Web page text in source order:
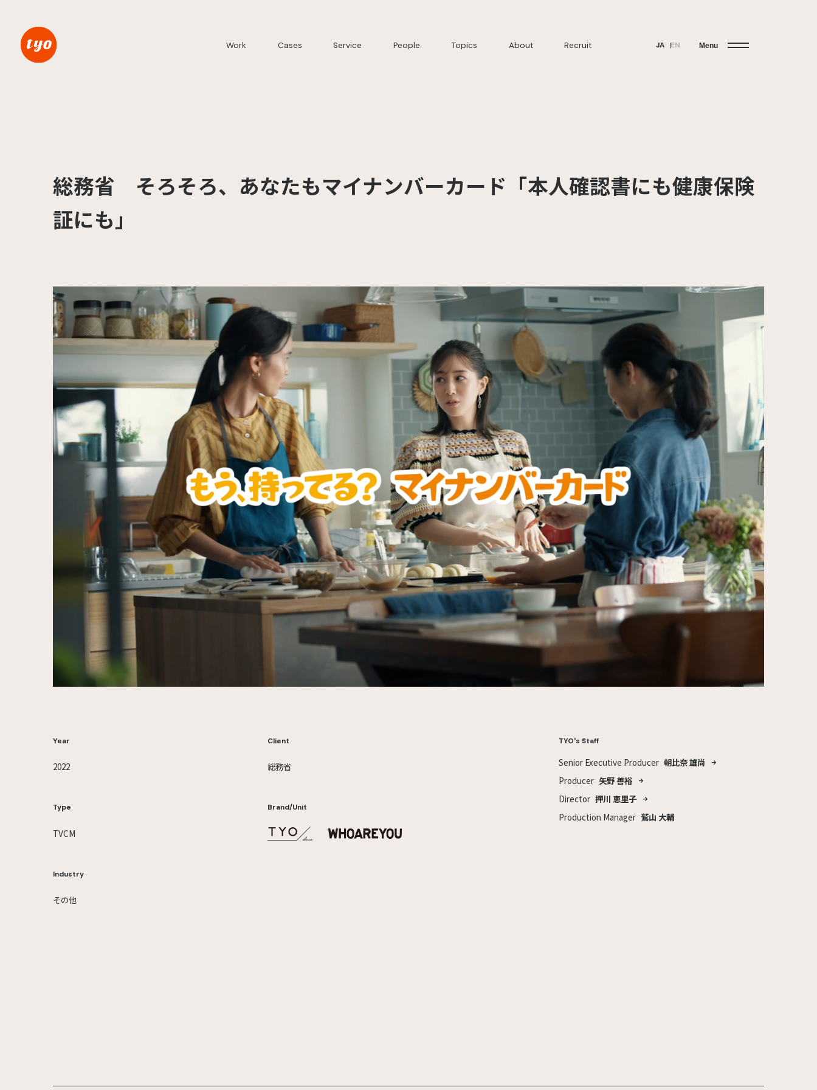
Work Cases Service People Topics About Recruit JA EN Menu
総務省 そろそろ、あなたもマイナンバーカード「本人確認書にも健康保険
証にも」
Year
2022
Type
TVCM
Industry
その他
Client
総務省
Brand/Unit
TYO's Staff
Senior Executive Producer 朝比奈 雄尚
Producer 矢野 善裕
Director 押川 恵里子
Production Manager 鷲山 大輔